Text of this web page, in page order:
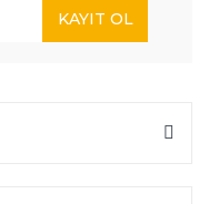
KAYIT OL